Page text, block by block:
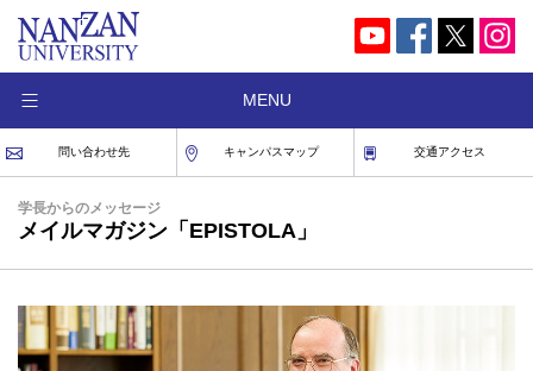
MENU
問い合わせ先 キャンパスマップ 交通アクセス
学長からのメッセージ
メイルマガジン「EPISTOLA」